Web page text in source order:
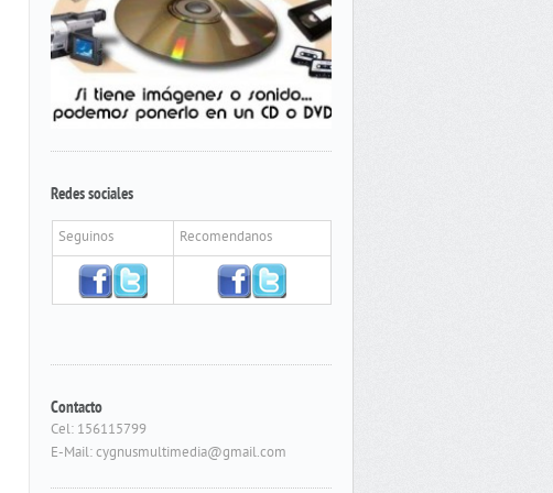
Redes sociales
Seguinos Recomendanos
Cel: 156115799